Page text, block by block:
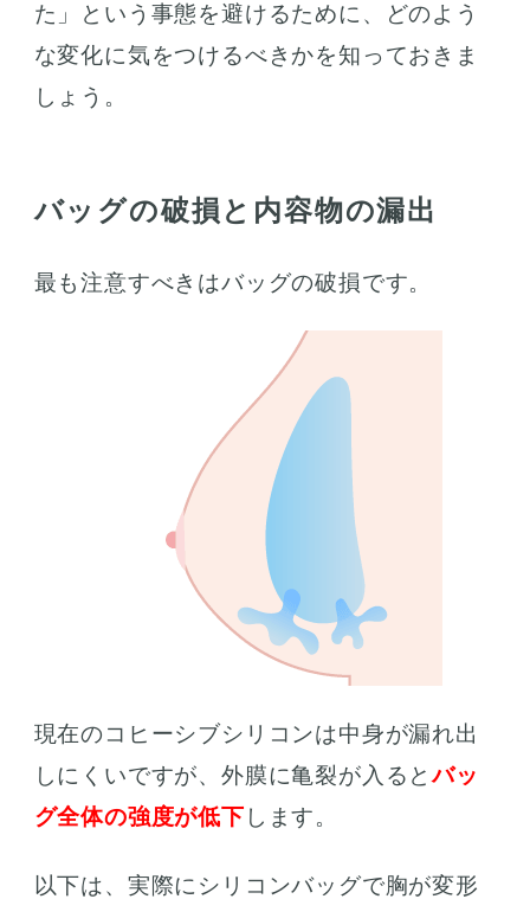
た」という事態を避けるために、どのよう
な変化に気をつけるべきかを知っておきま
しょう。
バッグの破損と内容物の漏出
最も注意すべきはバッグの破損です。
現在のコヒーシブシリコンは中身が漏れ出
しにくいですが、外膜に亀裂が入るとバッ
グ全体の強度が低下 します。
以下は、実際にシリコンバッグで胸が変形